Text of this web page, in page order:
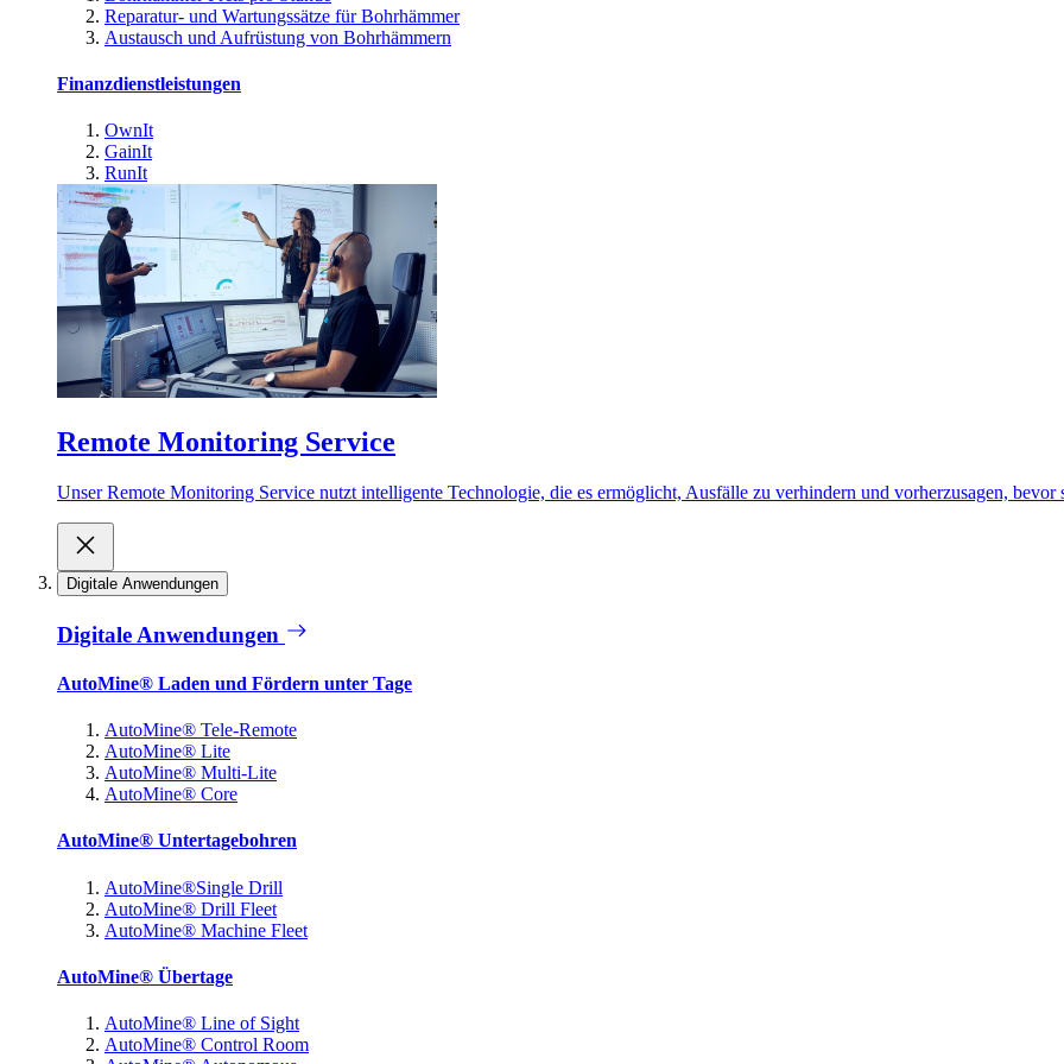
Reparatur- und Wartungssätze für Bohrhämmer
Austausch und Aufrüstung von Bohrhämmern
Finanzdienstleistungen
OwnIt
GainIt
RunIt
Remote Monitoring Service
Unser Remote Monitoring Service nutzt intelligente Technologie, die es ermöglicht, Ausfälle zu verhindern und vorherzusagen, bevor
Digitale Anwendungen
Digitale Anwendungen
AutoMine® Laden und Fördern unter Tage
AutoMine® Tele-Remote
AutoMine® Lite
AutoMine® Multi-Lite
AutoMine® Core
AutoMine® Untertagebohren
AutoMine®Single Drill
AutoMine® Drill Fleet
AutoMine® Machine Fleet
AutoMine® Übertage
AutoMine® Line of Sight
AutoMine® Control Room